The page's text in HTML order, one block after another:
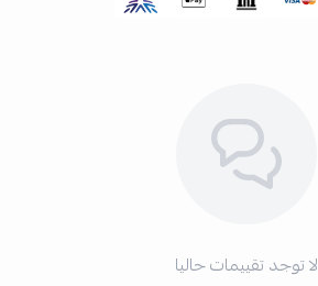
لا توجد تقييمات حاليا